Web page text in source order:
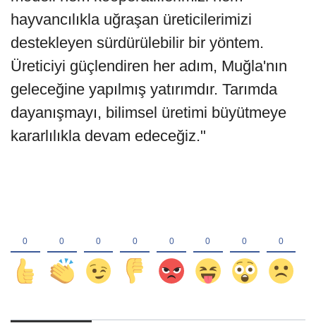
hayvancılıkla uğraşan üreticilerimizi
destekleyen sürdürülebilir bir yöntem.
Üreticiyi güçlendiren her adım, Muğla'nın
geleceğine yapılmış yatırımdır. Tarımda
dayanışmayı, bilimsel üretimi büyütmeye
kararlılıkla devam edeceğiz."